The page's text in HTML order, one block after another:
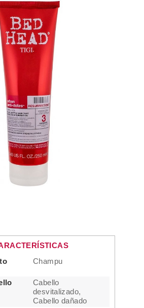
Champu
Cabello
desvitalizado,
Cabello dañado